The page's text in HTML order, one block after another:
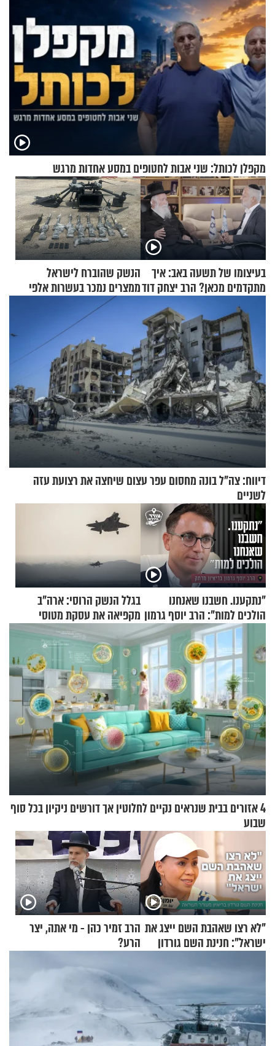
מקפלן לכותל: שני אבות לחטופים במסע אחדות מרגש
בעיצומו של תשעה באב: איך
מתקדמים מכאן? הרב יצחק דוד
גרוסמן בשיחה מיוחדת
הנשק שהוברח לישראל
ממצרים נמכר בעשרות אלפי
שקלים
דיווח: צה"ל בונה מחסום עפר עצום שיחצה את רצועת עזה
לשניים
"נתקענו. חשבנו שאנחנו
הולכים למות": הרב יוסף גרמון
בריאיון מרתק
בגלל הנשק הרוסי: ארה"ב
מקפיאה את עסקת מטוסי
הקרב לטורקיה
4 אזורים בבית שנראים נקיים לחלוטין אך דורשים ניקיון בכל סוף
שבוע
"לא רצו שאהבת השם ייצג את
ישראל": חנינת השם גורדון
הרב זמיר כהן - מי אתה, יצר
הרע?